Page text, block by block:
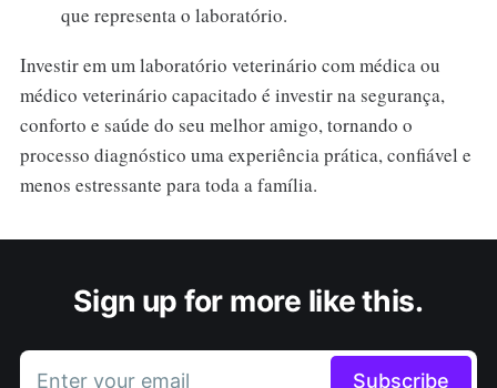
que representa o laboratório.
Investir em um laboratório veterinário com médica ou
médico veterinário capacitado é investir na segurança,
conforto e saúde do seu melhor amigo, tornando o
processo diagnóstico uma experiência prática, confiável e
menos estressante para toda a família.
Sign up for more like this.
Enter your email Subscribe